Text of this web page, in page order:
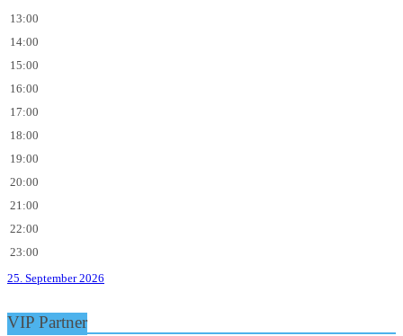
13:00
14:00
15:00
16:00
17:00
18:00
19:00
20:00
21:00
22:00
23:00
25. September 2026
VIP Partner